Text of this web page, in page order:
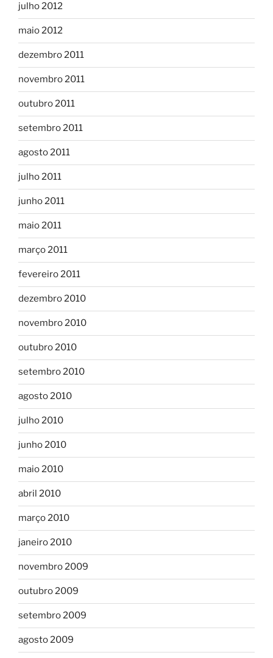
julho 2012
maio 2012
dezembro 2011
novembro 2011
outubro 2011
setembro 2011
agosto 2011
julho 2011
junho 2011
maio 2011
março 2011
fevereiro 2011
dezembro 2010
novembro 2010
outubro 2010
setembro 2010
agosto 2010
julho 2010
junho 2010
maio 2010
abril 2010
março 2010
janeiro 2010
novembro 2009
outubro 2009
setembro 2009
agosto 2009